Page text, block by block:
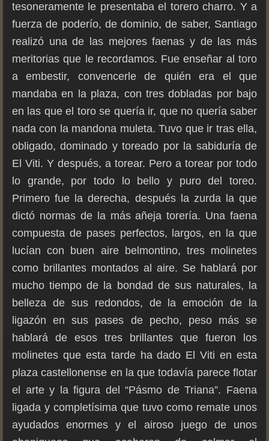
tesoneramente le presentaba el torero charro. Y a
fuerza de poderío, de dominio, de saber, Santiago
realizó una de las mejores faenas y de las más
meritorias que le recordamos. Fue enseñar al toro
a embestir, convencerle de quién era el que
mandaba en la plaza, con tres dobladas por bajo
en las que el toro se quería ir, que no quería saber
nada con la mandona muleta. Tuvo que ir tras ella,
obligado, dominado y toreado por la sabiduría de
El Viti. Y después, a torear. Pero a torear por todo
lo grande, por todo lo bello y puro del toreo.
Primero fue la derecha, después la zurda la que
dictó normas de la más añeja torería. Una faena
compuesta de pases perfectos, largos, en la que
lucían con buen aire belmontino, tres molinetes
como brillantes montados al aire. Se hablará por
mucho tiempo de la bondad de sus naturales, la
belleza de sus redondos, de la emoción de la
ligazón en sus pases de pecho, peso más se
hablará de esos tres brillantes que fueron los
molinetes que esta tarde ha dado El Viti en esta
plaza castellonense en la que todavía parece flotar
el arte y la figura del “Pásmo de Triana”. Faena
ligada y completísima que tuvo como remate unos
ayudados enormes y el airoso juego de unos